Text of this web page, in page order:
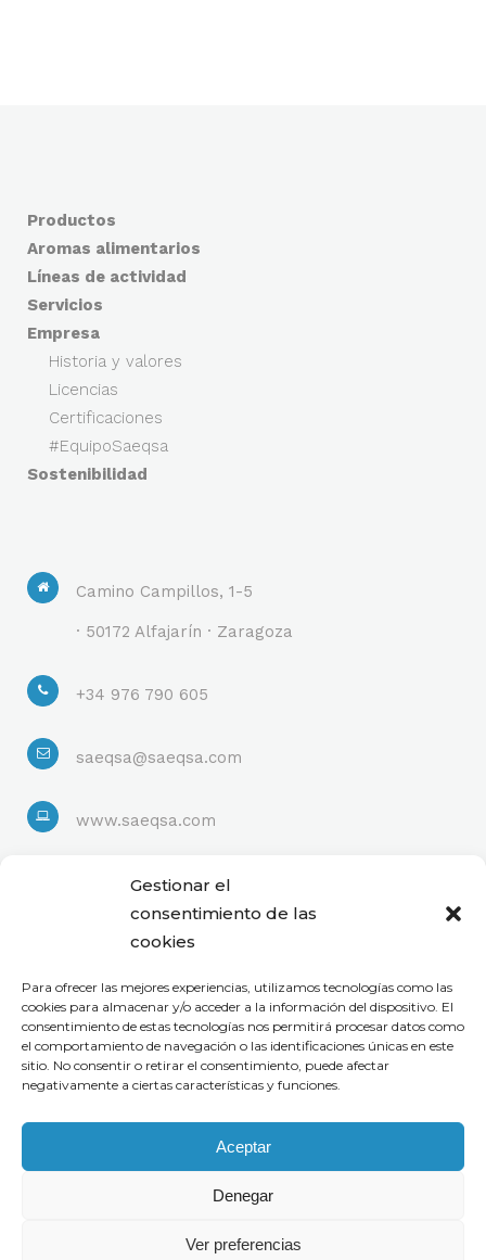
Gestionar el
consentimiento de las
cookies
Para ofrecer las mejores experiencias, utilizamos tecnologías como las
cookies para almacenar y/o acceder a la información del dispositivo. El
consentimiento de estas tecnologías nos permitirá procesar datos como
el comportamiento de navegación o las identificaciones únicas en este
sitio. No consentir o retirar el consentimiento, puede afectar
negativamente a ciertas características y funciones.
Aceptar
Denegar
Ver preferencias
Productos
Aromas alimentarios
Líneas de actividad
Servicios
Empresa
Historia y valores
Licencias
Certificaciones
#EquipoSaeqsa
Sostenibilidad
Camino Campillos, 1-5
· 50172 Alfajarín · Zaragoza
+34 976 790 605
saeqsa@saeqsa.com
www.saeqsa.com
Linkedin